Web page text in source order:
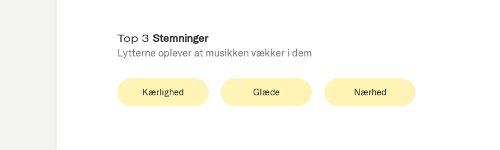
Top 3 Stemninger
Lytterne oplever at musikken vækker i dem
Kærlighed Glæde Nærhed